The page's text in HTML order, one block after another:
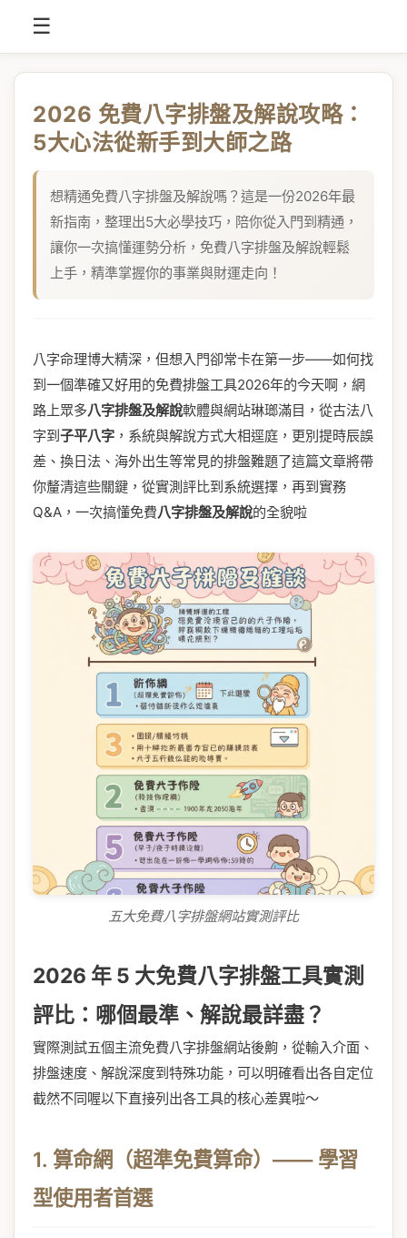
☰
2026 免費八字排盤及解說攻略：
5大心法從新手到大師之路
想精通免費八字排盤及解說嗎？這是一份2026年最
新指南，整理出5大必學技巧，陪你從入門到精通，
讓你一次搞懂運勢分析，免費八字排盤及解說輕鬆
上手，精準掌握你的事業與財運走向！
八字命理博大精深，但想入門卻常卡在第一步——如何找
到一個準確又好用的免費排盤工具2026年的今天啊，網
路上眾多八字排盤及解說軟體與網站琳瑯滿目，從古法八
字到子平八字 ，系統與解說方式大相逕庭，更別提時辰誤
差、換日法、海外出生等常見的排盤難題了這篇文章將帶
你釐清這些關鍵，從實測評比到系統選擇，再到實務
Q&A，一次搞懂免費八字排盤及解說的全貌啦
五大免費八字排盤網站實測評比
2026 年 5 大免費八字排盤工具實測
評比：哪個最準、解說最詳盡？
實際測試五個主流免費八字排盤網站後齁，從輸入介面、
排盤速度、解說深度到特殊功能，可以明確看出各自定位
截然不同喔以下直接列出各工具的核心差異啦～
1. 算命網（超準免費算命）—— 學習
型使用者首選